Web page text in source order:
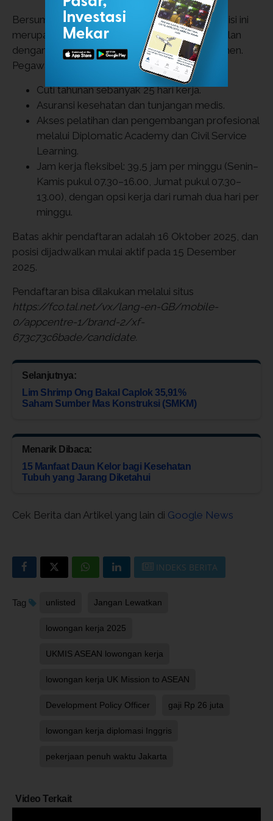
Bersumber dari situs resmi FCDO Careers, posisi ini
merupakan kontrak penuh waktu selama 12 bulan
dengan peluang perpanjangan menjadi permanen.
Pegawai akan menerima fasilitas berikut:
Cuti tahunan sebanyak 25 hari kerja.
Asuransi kesehatan dan tunjangan medis.
Akses pelatihan dan pengembangan profesional
melalui Diplomatic Academy dan Civil Service
Learning.
Jam kerja fleksibel: 39,5 jam per minggu (Senin–
Kamis pukul 07.30–16.00, Jumat pukul 07.30–
13.00), dengan opsi kerja dari rumah dua hari per
minggu.
Batas akhir pendaftaran adalah 16 Oktober 2025, dan
posisi dijadwalkan mulai aktif pada 15 Desember
2025.
Pendaftaran bisa dilakukan melalui situs
https://fco.tal.net/vx/lang-en-GB/mobile-
0/appcentre-1/brand-2/xf-
673c73c6bade/candidate.
Selanjutnya:
Lim Shrimp Ong Bakal Caplok 35,91%
Saham Sumber Mas Konstruksi (SMKM)
Menarik Dibaca:
15 Manfaat Daun Kelor bagi Kesehatan
Tubuh yang Jarang Diketahui
Cek Berita dan Artikel yang lain di Google News
INDEKS BERITA
Tag unlisted Jangan Lewatkan
lowongan kerja 2025
UKMIS ASEAN lowongan kerja
lowongan kerja UK Mission to ASEAN
Development Policy Officer gaji Rp 26 juta
lowongan kerja diplomasi Inggris
pekerjaan penuh waktu Jakarta
Video Terkait